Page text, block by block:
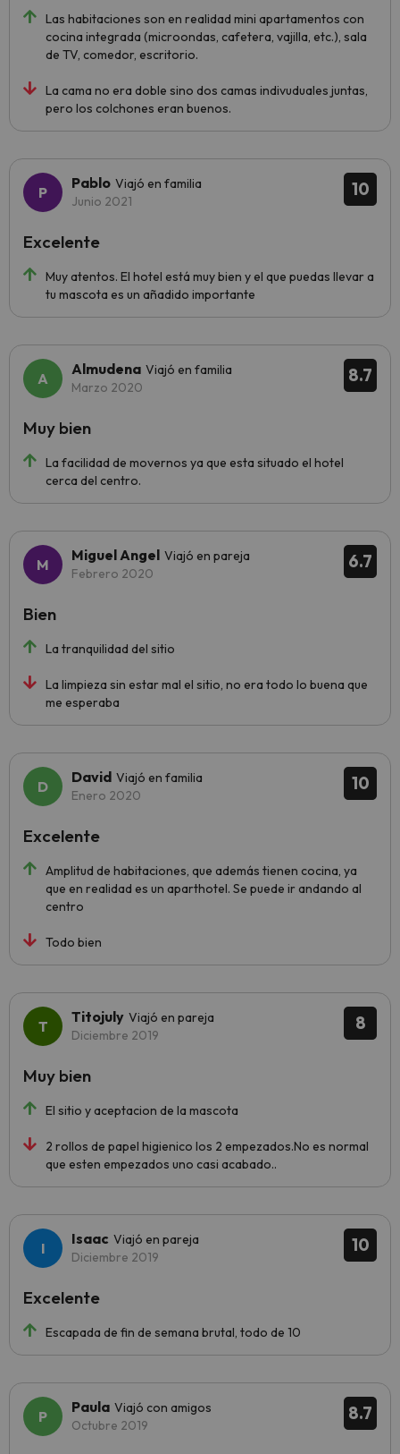
Las habitaciones son en realidad mini apartamentos con
cocina integrada (microondas, cafetera, vajilla, etc.), sala
de TV, comedor, escritorio.
La cama no era doble sino dos camas indivuduales juntas,
pero los colchones eran buenos.
10
Pablo Viajó en familia
Junio 2021
Muy atentos. El hotel está muy bien y el que puedas llevar a
tu mascota es un añadido importante
Excelente
8.7
Almudena Viajó en familia
Marzo 2020
La facilidad de movernos ya que esta situado el hotel
cerca del centro.
Muy bien
6.7
Miguel Angel Viajó en pareja
Febrero 2020
La tranquilidad del sitio
La limpieza sin estar mal el sitio, no era todo lo buena que
me esperaba
Bien
10
David Viajó en familia
Enero 2020
Amplitud de habitaciones, que además tienen cocina, ya
que en realidad es un aparthotel. Se puede ir andando al
centro
Todo bien
Excelente
8
Titojuly Viajó en pareja
Diciembre 2019
El sitio y aceptacion de la mascota
2 rollos de papel higienico los 2 empezados.No es normal
que esten empezados uno casi acabado..
Muy bien
10
Isaac Viajó en pareja
Diciembre 2019
Escapada de fin de semana brutal, todo de 10
Excelente
8.7
Paula Viajó con amigos
Octubre 2019